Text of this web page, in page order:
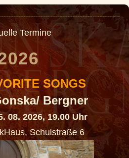
Termine
SONGS
Bergner
08. 2026, 19.00 Uhr
Schulstraße 6